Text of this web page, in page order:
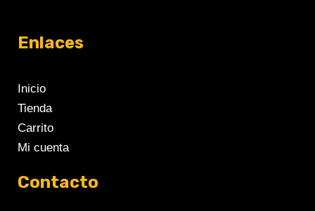
Enlaces
Inicio
Tienda
Carrito
Mi cuenta
Contacto